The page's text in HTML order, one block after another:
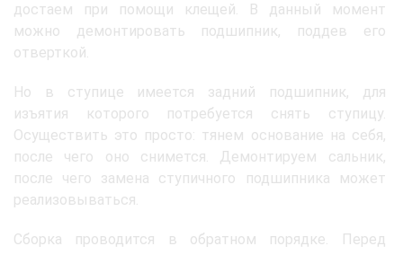
достаем при помощи клещей. В данный момент
можно демонтировать подшипник, поддев его
отверткой.
Но в ступице имеется задний подшипник, для
изъятия которого потребуется снять ступицу.
Осуществить это просто: тянем основание на себя,
после чего оно снимется. Демонтируем сальник,
после чего замена ступичного подшипника может
реализовываться.
Сборка проводится в обратном порядке. Перед